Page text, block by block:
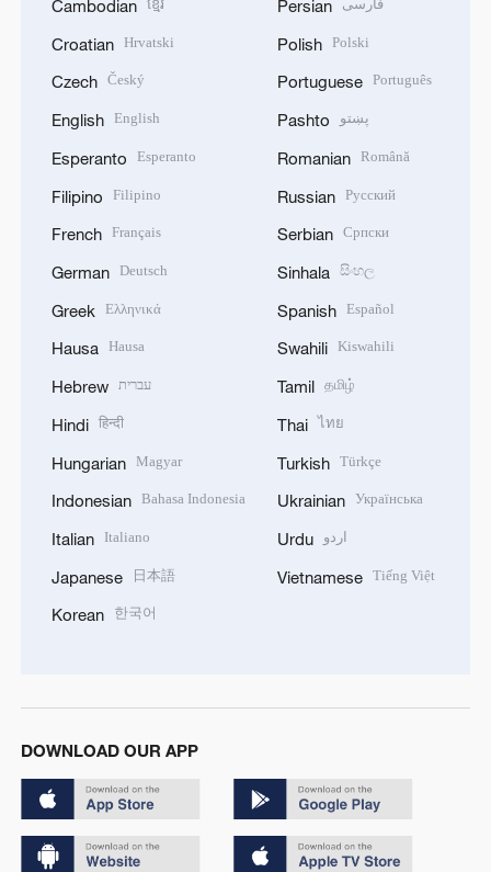
Cambodian
Croatian Hrvatski
Czech Český
English English
Esperanto Esperanto
Filipino Filipino
French Français
German Deutsch
Greek Ελληνικά
Hausa Hausa
Hebrew עברית
Hindi हिन्दी
Hungarian Magyar
Indonesian Bahasa Indonesia
Italian Italiano
Japanese 日本語
Korean 한국어
Persian
Polish Polski
Portuguese Português
Pashto پښتو
Romanian Română
Russian Русский
Serbian Српски
Sinhala සිංහල
Spanish Español
Swahili Kiswahili
Tamil தமிழ்
Thai ไทย
Turkish Türkçe
Ukrainian Українська
Urdu اردو
Vietnamese Tiếng Việt
DOWNLOAD OUR APP